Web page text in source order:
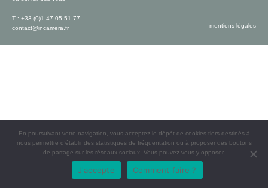
T : +33 (0)1 47 05 51 77
contact@incamera.fr
mentions légales
En poursuivant votre navigation, vous acceptez le dépôt de cookies tiers destinés à
nous permettre d’établir des statistiques de fréquentation ou à proposer des boutons
de partage sur les réseaux sociaux. Vous pouvez vous y opposer.
J'accepte Comment faire ?